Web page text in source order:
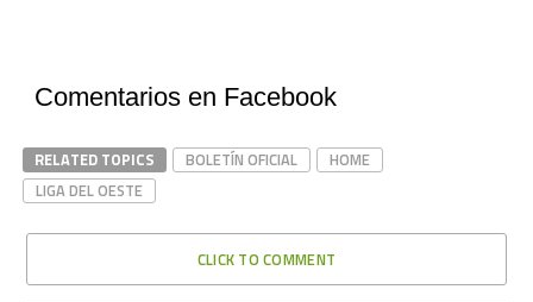
Comentarios en Facebook
RELATED TOPICS BOLETÍN OFICIAL
HOME
LIGA DEL OESTE
CLICK TO COMMENT